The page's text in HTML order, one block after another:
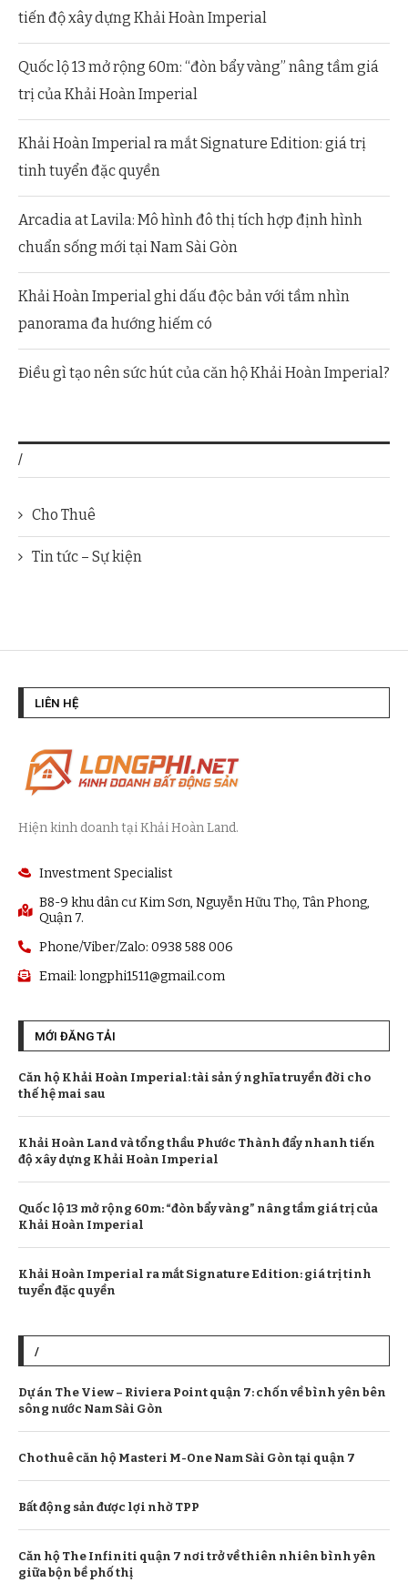
tiến độ xây dựng Khải Hoàn Imperial
Quốc lộ 13 mở rộng 60m: “đòn bẩy vàng” nâng tầm giá
trị của Khải Hoàn Imperial
Khải Hoàn Imperial ra mắt Signature Edition: giá trị
tinh tuyển đặc quyền
Arcadia at Lavila: Mô hình đô thị tích hợp định hình
chuẩn sống mới tại Nam Sài Gòn
Khải Hoàn Imperial ghi dấu độc bản với tầm nhìn
panorama đa hướng hiếm có
Điều gì tạo nên sức hút của căn hộ Khải Hoàn Imperial?
/
Cho Thuê
Tin tức – Sự kiện
LIÊN HỆ
Hiện kinh doanh tại Khải Hoàn Land.
Investment Specialist
B8-9 khu dân cư Kim Sơn, Nguyễn Hữu Thọ, Tân Phong,
Quận 7.
Phone/Viber/Zalo: 0938 588 006
Email: longphi1511@gmail.com
MỚI ĐĂNG TẢI
Căn hộ Khải Hoàn Imperial: tài sản ý nghĩa truyền đời cho
thế hệ mai sau
Khải Hoàn Land và tổng thầu Phước Thành đẩy nhanh tiến
độ xây dựng Khải Hoàn Imperial
Quốc lộ 13 mở rộng 60m: “đòn bẩy vàng” nâng tầm giá trị của
Khải Hoàn Imperial
Khải Hoàn Imperial ra mắt Signature Edition: giá trị tinh
tuyển đặc quyền
/
Dự án The View – Riviera Point quận 7: chốn về bình yên bên
sông nước Nam Sài Gòn
Cho thuê căn hộ Masteri M-One Nam Sài Gòn tại quận 7
Bất động sản được lợi nhờ TPP
Căn hộ The Infiniti quận 7 nơi trở về thiên nhiên bình yên
giữa bộn bề phố thị